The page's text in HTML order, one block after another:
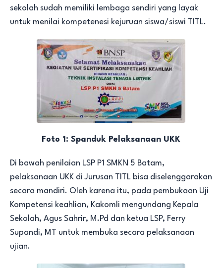
sekolah sudah memiliki lembaga sendiri yang layak
untuk menilai kompetenesi kejuruan siswa/siswi TITL.
Foto 1: Spanduk Pelaksanaan UKK
Di bawah penilaian LSP P1 SMKN 5 Batam,
pelaksanaan UKK di Jurusan TITL bisa diselenggarakan
secara mandiri. Oleh karena itu, pada pembukaan Uji
Kompetensi keahlian, Kakomli mengundang Kepala
Sekolah, Agus Sahrir, M.Pd dan ketua LSP, Ferry
Supandi, MT untuk membuka secara pelaksanaan
ujian.